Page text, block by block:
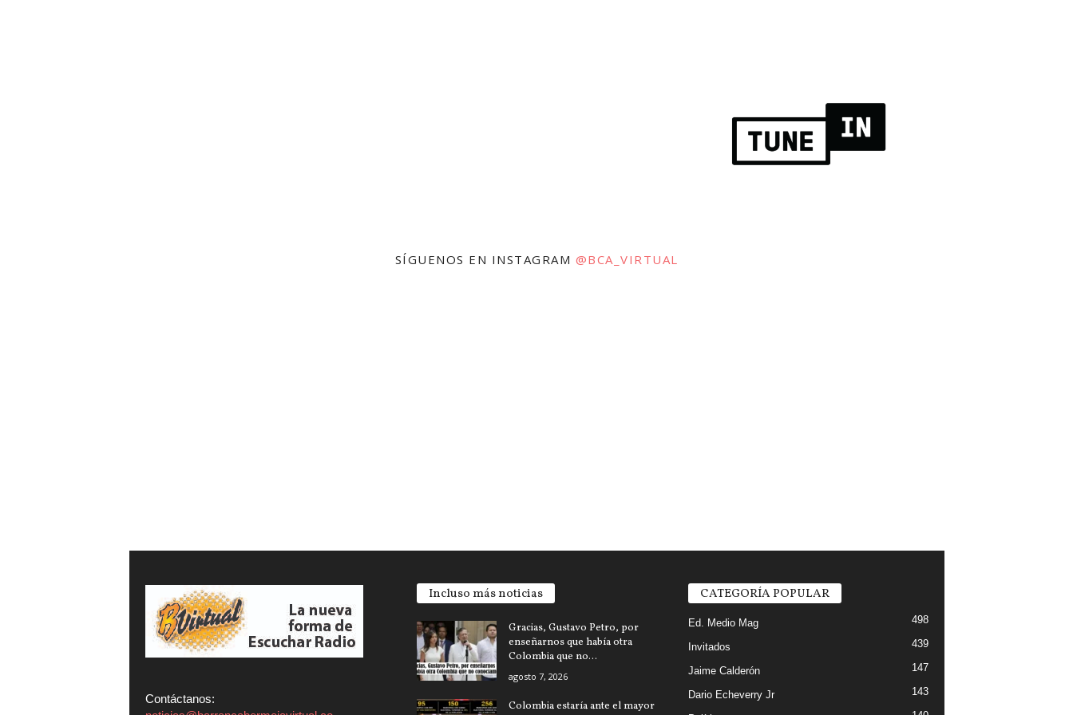
SÍGUENOS EN INSTAGRAM @BCA_VIRTUAL
Contáctanos:
Incluso más noticias
Gracias, Gustavo Petro, por
enseñarnos que había otra
Colombia que no...
agosto 7, 2026
Colombia estaría ante el mayor
CATEGORÍA POPULAR
Ed. Medio Mag 498
Invitados 439
Jaime Calderón 147
Dario Echeverry Jr 143